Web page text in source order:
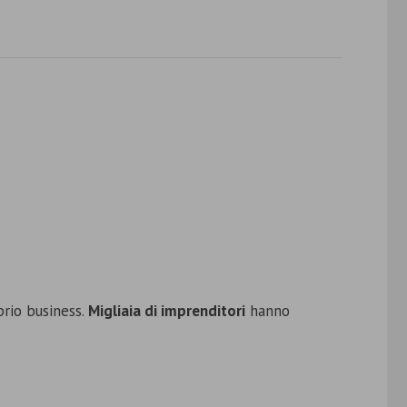
business. Migliaia di imprenditori hanno